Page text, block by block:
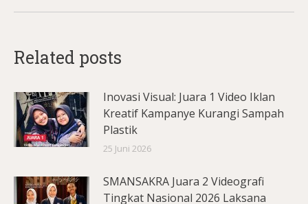
Related posts
Inovasi Visual: Juara 1 Video Iklan
Kreatif Kampanye Kurangi Sampah
Plastik
25 Juni 2026
SMANSAKRA Juara 2 Videografi
Tingkat Nasional 2026 Laksana